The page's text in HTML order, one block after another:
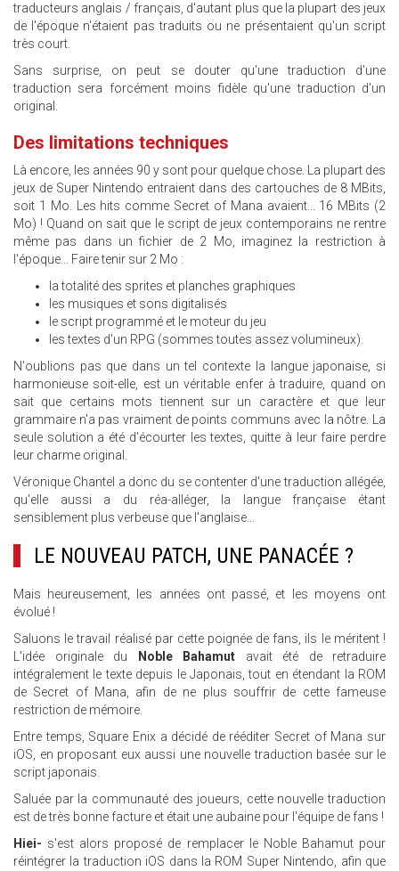
traducteurs anglais / français, d'autant plus que la plupart des jeux
de l'époque n'étaient pas traduits ou ne présentaient qu'un script
très court.
Sans surprise, on peut se douter qu'une traduction d'une
traduction sera forcément moins fidèle qu'une traduction d'un
original.
Des limitations techniques
Là encore, les années 90 y sont pour quelque chose. La plupart des
jeux de Super Nintendo entraient dans des cartouches de 8 MBits,
soit 1 Mo. Les hits comme Secret of Mana avaient... 16 MBits (2
Mo) ! Quand on sait que le script de jeux contemporains ne rentre
même pas dans un fichier de 2 Mo, imaginez la restriction à
l'époque... Faire tenir sur 2 Mo :
la totalité des sprites et planches graphiques
les musiques et sons digitalisés
le script programmé et le moteur du jeu
les textes d'un RPG (sommes toutes assez volumineux).
N'oublions pas que dans un tel contexte la langue japonaise, si
harmonieuse soit-elle, est un véritable enfer à traduire, quand on
sait que certains mots tiennent sur un caractère et que leur
grammaire n'a pas vraiment de points communs avec la nôtre. La
seule solution a été d'écourter les textes, quitte à leur faire perdre
leur charme original.
Véronique Chantel a donc du se contenter d'une traduction allégée,
qu'elle aussi a du réa-alléger, la langue française étant
sensiblement plus verbeuse que l'anglaise...
LE NOUVEAU PATCH, UNE PANACÉE ?
Mais heureusement, les années ont passé, et les moyens ont
évolué !
Saluons le travail réalisé par cette poignée de fans, ils le méritent !
L'idée originale du
Noble Bahamut avait été de retraduire
intégralement le texte depuis le Japonais, tout en étendant la ROM
de Secret of Mana, afin de ne plus souffrir de cette fameuse
restriction de mémoire.
Entre temps, Square Enix a décidé de rééditer Secret of Mana sur
iOS, en proposant eux aussi une nouvelle traduction basée sur le
script japonais.
Saluée par la communauté des joueurs, cette nouvelle traduction
est de très bonne facture et était une aubaine pour l'équipe de fans !
Hiei- s'est alors proposé de remplacer le Noble Bahamut pour
réintégrer la traduction iOS dans la ROM Super Nintendo, afin que